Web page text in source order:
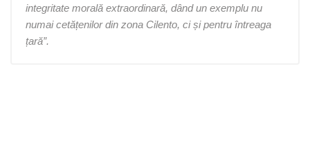
integritate morală extraordinară, dând un exemplu nu
numai cetățenilor din zona Cilento, ci și pentru întreaga
țară”.